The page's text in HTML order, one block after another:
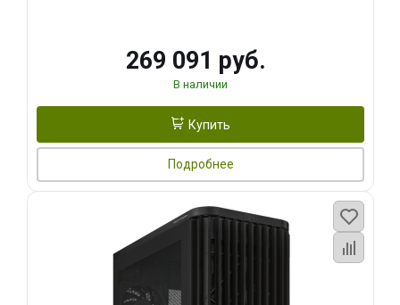
269 091 руб.
В наличии
Купить
Подробнее